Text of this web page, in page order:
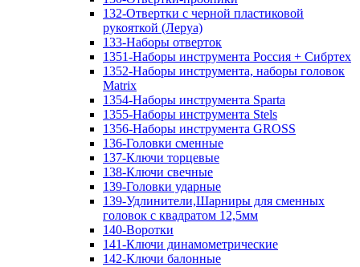
132-Отвертки с черной пластиковой
рукояткой (Леруа)
133-Наборы отверток
1351-Наборы инструмента Россия + Сибртех
1352-Наборы инструмента, наборы головок
Matrix
1354-Наборы инструмента Sparta
1355-Наборы инструмента Stels
1356-Наборы инструмента GROSS
136-Головки сменные
137-Ключи торцевые
138-Ключи свечные
139-Головки ударные
139-Удлинители,Шарниры для сменных
головок с квадратом 12,5мм
140-Воротки
141-Ключи динамометрические
142-Ключи балонные